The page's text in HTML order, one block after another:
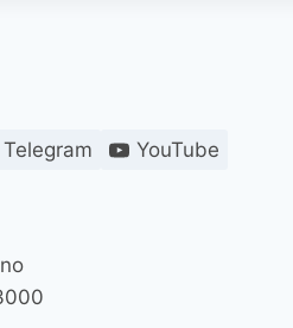
Telegram YouTube